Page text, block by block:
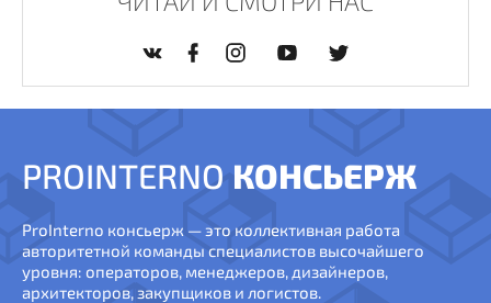
PROINTERNO КОНСЬЕРЖ
ProInterno консьерж — это коллективная работа
авторитетной команды специалистов высочайшего
уровня: операторов, менеджеров, дизайнеров,
архитекторов, закупщиков и логистов.